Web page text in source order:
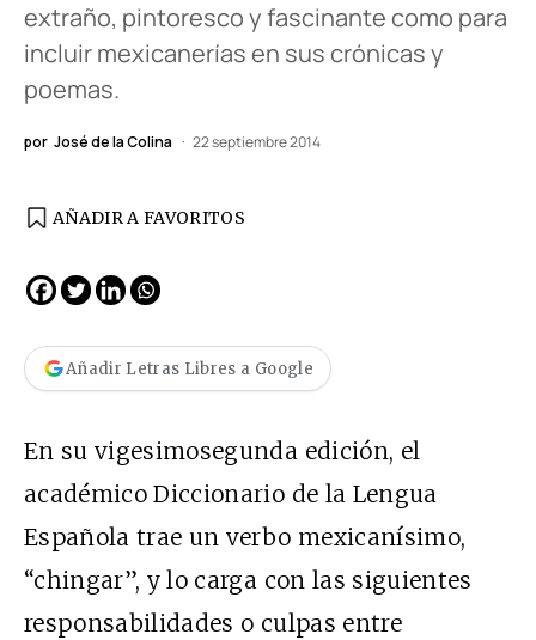
extraño, pintoresco y fascinante como para
incluir mexicanerías en sus crónicas y
poemas.
por José de la Colina 22 septiembre 2014
AÑADIR A FAVORITOS
Añadir Letras Libres a Google
En su vigesimosegunda edición, el
académico Diccionario de la Lengua
Española trae un verbo mexicanísimo,
“chingar”, y lo carga con las siguientes
responsabilidades o culpas entre